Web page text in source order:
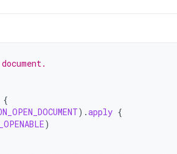
{
).apply {
)